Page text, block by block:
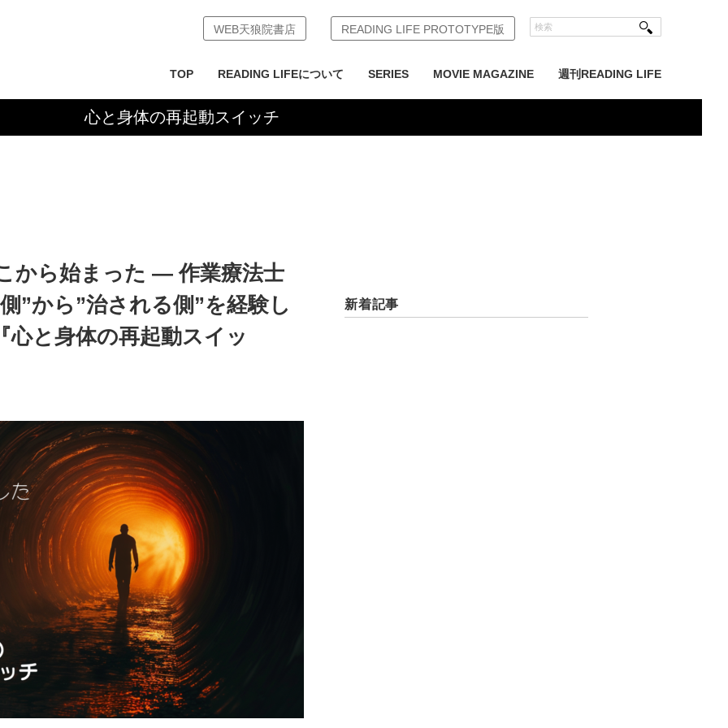
TOP READING LIFEについて SERIES MOVIE MAGAZINE 週刊READING LIFE
WEB天狼院書店 READING LIFE PROTOTYPE版
心と身体の再起動スイッチ
から始まった ― 作業療法士
”から”治される側”を経験し
心と身体の再起動スイッ
新着記事